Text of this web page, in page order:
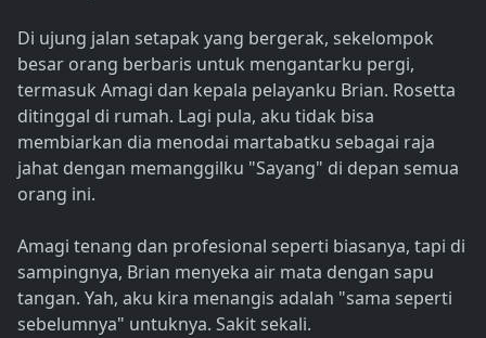
Di ujung jalan setapak yang bergerak, sekelompok
besar orang berbaris untuk mengantarku pergi,
termasuk Amagi dan kepala pelayanku Brian. Rosetta
ditinggal di rumah. Lagi pula, aku tidak bisa
membiarkan dia menodai martabatku sebagai raja
jahat dengan memanggilku "Sayang" di depan semua
orang ini.
Amagi tenang dan profesional seperti biasanya, tapi di
sampingnya, Brian menyeka air mata dengan sapu
tangan. Yah, aku kira menangis adalah "sama seperti
sebelumnya" untuknya. Sakit sekali.